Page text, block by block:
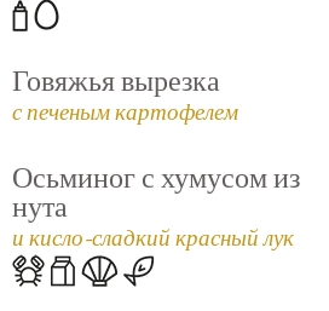
Говяжья вырезка
с печеным картофелем
Осьминог с хумусом из
нута
и кисло-сладкий красный лук